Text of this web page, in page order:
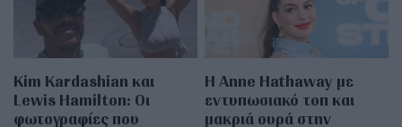
Kim Kardashian και
Lewis Hamilton: Οι
φωτογραφίες που
Η Anne Hathaway με
εντυπωσιακό τοπ και
μακριά ουρά στην